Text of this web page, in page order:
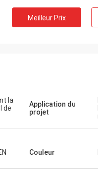
sont tous en bon état. Je vais
un instrument plus tôt. Merci
Meilleur Prix
la
de
Application du
projet
Couleur